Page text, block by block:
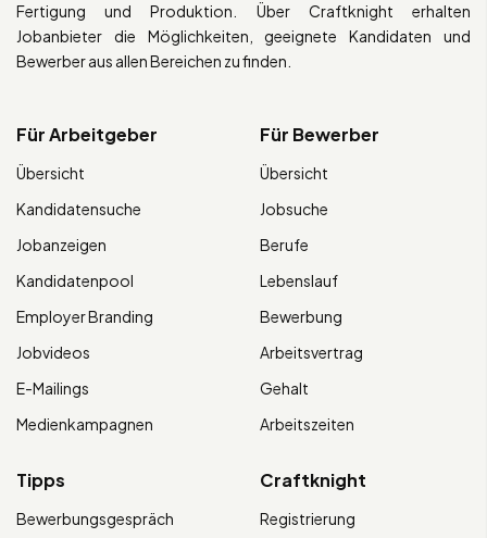
Fertigung und Produktion. Über Craftknight erhalten
Jobanbieter die Möglichkeiten, geeignete Kandidaten und
Bewerber aus allen Bereichen zu finden.
Für Arbeitgeber
Übersicht
Kandidatensuche
Jobanzeigen
Kandidatenpool
Employer Branding
Jobvideos
E-Mailings
Medienkampagnen
Für Bewerber
Übersicht
Jobsuche
Berufe
Lebenslauf
Bewerbung
Arbeitsvertrag
Gehalt
Arbeitszeiten
Tipps
Bewerbungsgespräch
Craftknight
Registrierung